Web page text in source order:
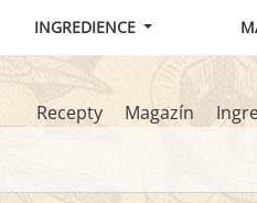
INGREDIENCE
Recepty Magazín